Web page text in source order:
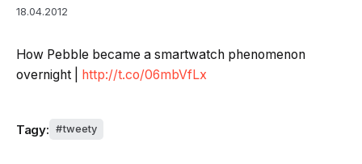
18.04.2012
How Pebble became a smartwatch phenomenon
overnight | http://t.co/06mbVfLx
Tagy: tweety